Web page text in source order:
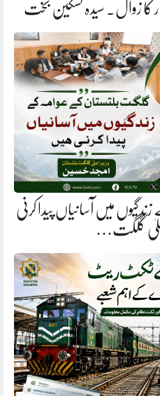
کا زوال. سیدہ تسکین بخت
میں آسانیاں پیدا کرنی
گلگت…